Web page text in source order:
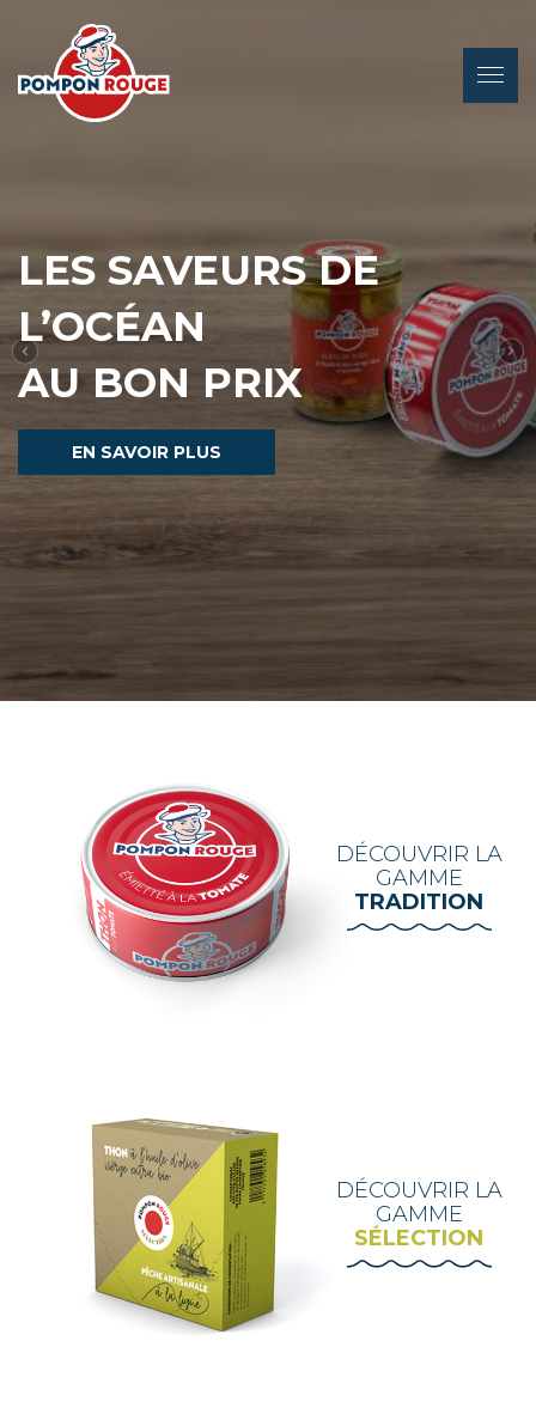
LES SAVEURS DE
L’OCÉAN
AU BON PRIX
EN SAVOIR PLUS
Précédent
DÉCOUVRIR LA
GAMME
TRADITION
DÉCOUVRIR LA
GAMME
SÉLECTION